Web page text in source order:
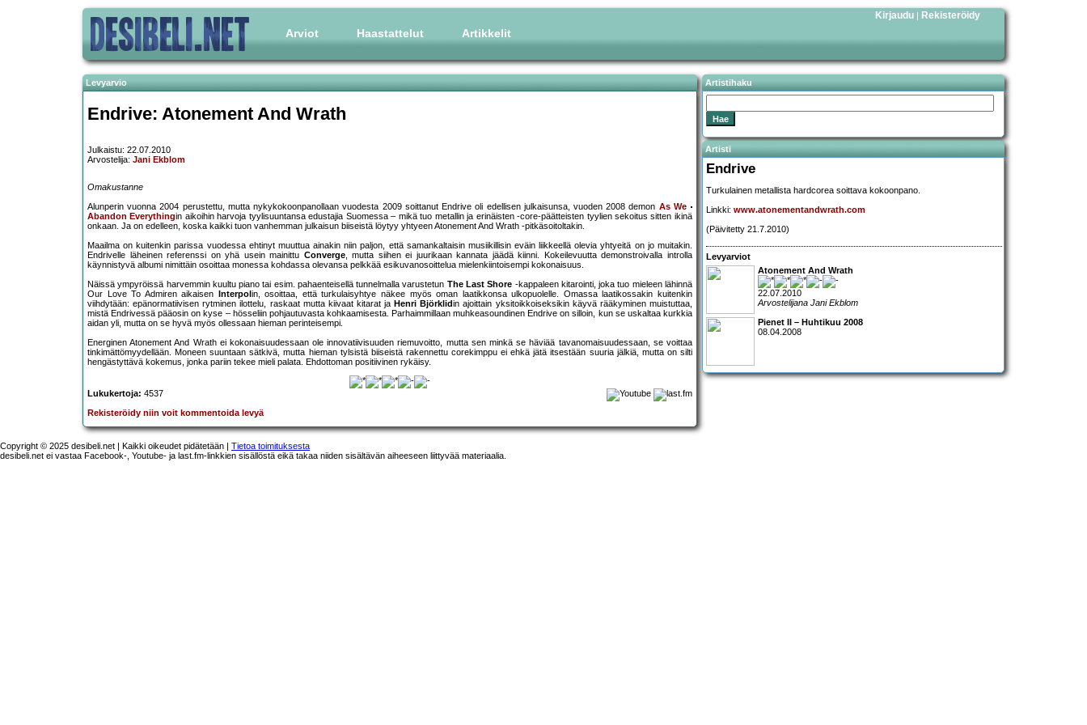
Arviot Haastattelut Artikkelit
Kirjaudu | Rekisteröidy
Levyarvio
Endrive: Atonement And Wrath
Julkaistu: 22.07.2010
Arvostelija: Jani Ekblom
Omakustanne
Alunperin vuonna 2004 perustettu, mutta nykykokoonpanollaan vuodesta 2009 soittanut Endrive oli edellisen julkaisunsa, vuoden 2008 demon As We
Abandon Everythingin aikoihin harvoja tyylisuuntansa edustajia Suomessa – mikä tuo metallin ja erinäisten -core-päätteisten tyylien sekoitus sitten ikinä
onkaan. Ja on edelleen, koska kaikki tuon vanhemman julkaisun biiseistä löytyy yhtyeen Atonement And Wrath -pitkäsoitoltakin.
Maailma on kuitenkin parissa vuodessa ehtinyt muuttua ainakin niin paljon, että samankaltaisin musiikillisin eväin liikkeellä olevia yhtyeitä on jo muitakin.
Endrivelle läheinen referenssi on yhä usein mainittu Converge, mutta siihen ei juurikaan kannata jäädä kiinni. Kokeilevuutta demonstroivalla introlla
käynnistyvä albumi nimittäin osoittaa monessa kohdassa olevansa pelkkää esikuvanosoittelua mielenkiintoisempi kokonaisuus.
Näissä ympyröissä harvemmin kuultu piano tai esim. pahaenteisellä tunnelmalla varustetun The Last Shore -kappaleen kitarointi, joka tuo mieleen lähinnä
Our Love To Admiren aikaisen
Interpol in, osoittaa, että turkulaisyhtye näkee myös oman laatikkonsa ulkopuolelle. Omassa laatikossakin kuitenkin
viihdytään: epänormatiivisen rytminen ilottelu, raskaat mutta kiivaat kitarat ja Henri Björklidin ajoittain yksitoikkoiseksikin käyvä rääkyminen muistuttaa,
mistä Endrivessä pääosin on kyse – hösseliin pohjautuvasta kohkaamisesta. Parhaimmillaan muhkeasoundinen Endrive on silloin, kun se uskaltaa kurkkia
aidan yli, mutta on se hyvä myös ollessaan hieman perinteisempi.
Energinen Atonement And Wrath ei kokonaisuudessaan ole innovatiivisuuden riemuvoitto, mutta sen minkä se häviää tavanomaisuudessaan, se voittaa
tinkimättömyydellään. Moneen suuntaan sätkivä, mutta hieman tylsistä biiseistä rakennettu corekimppu ei ehkä jätä itsestään suuria jälkiä, mutta on silti
hengästyttävä kokemus, jonka pariin tekee mieli palata. Ehdottoman positiivinen rykäisy.
Lukukertoja: 4537
Rekisteröidy niin voit kommentoida levyä
Artistihaku
Artisti
Endrive
Turkulainen metallista hardcorea soittava kokoonpano.
Linkki: www.atonementandwrath.com
(Päivitetty 21.7.2010)
Levyarviot
Atonement And Wrath
22.07.2010
Arvostelijana Jani Ekblom
Pienet II – Huhtikuu 2008
08.04.2008
Copyright © 2025 desibeli.net | Kaikki oikeudet pidätetään | Tietoa toimituksesta
desibeli.net ei vastaa Facebook-, Youtube- ja last.fm-linkkien sisällöstä eikä takaa niiden sisältävän aiheeseen liittyvää materiaalia.